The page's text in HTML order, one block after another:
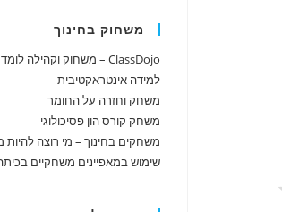
משחוק בחינוך
ClassDojo – משחוק וקהילה לומדת משותפת
למידה אינטראקטיבית
משחק וחזרה על החומר
משחק קורס הון פסיכולוגי
משחקים בחינוך – מי רוצה להיות
שימוש במאפיינים משחקיים